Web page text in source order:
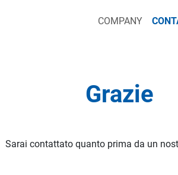
COMPANY
Grazie
Sarai contattato quanto prima da un